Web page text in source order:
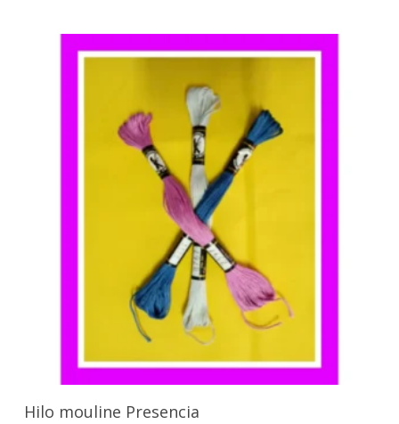
Seleccionar Opciones
Hilo mouline Presencia